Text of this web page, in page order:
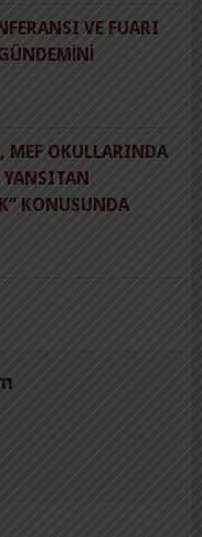
VE FUARI
MEF OKULLARINDA
YANSITAN
KONUSUNDA